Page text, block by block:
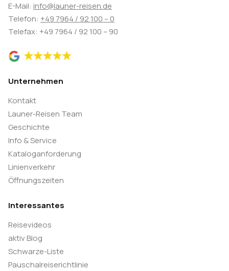
E-Mail: info@launer-reisen.de
Telefon: +49 7964 / 92 100 – 0
Telefax: +49 7964 / 92 100 – 90
Unternehmen
Kontakt
Launer-Reisen Team
Geschichte
Info & Service
Kataloganforderung
Linienverkehr
Öffnungszeiten
Interessantes
Reisevideos
aktiv Blog
Schwarze-Liste
Pauschalreiserichtlinie